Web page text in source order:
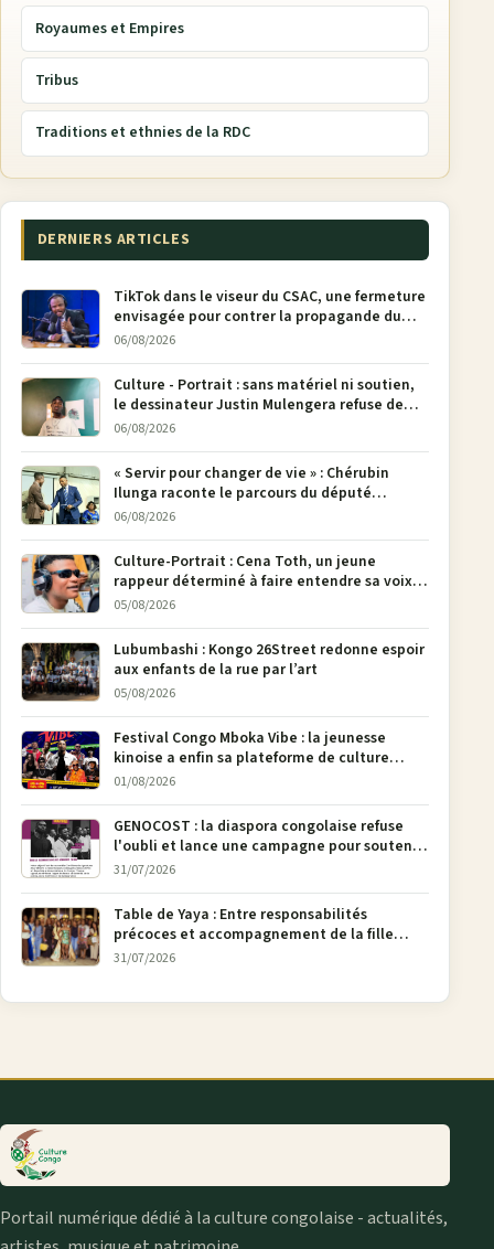
Royaumes et Empires
Tribus
Traditions et ethnies de la RDC
DERNIERS ARTICLES
TikTok dans le viseur du CSAC, une fermeture
envisagée pour contrer la propagande du
M23
06/08/2026
Culture - Portrait : sans matériel ni soutien,
le dessinateur Justin Mulengera refuse de
poser son crayon
06/08/2026
« Servir pour changer de vie » : Chérubin
Ilunga raconte le parcours du député
national Jethro Muyombi Tshimbu en 137
06/08/2026
Culture-Portrait : Cena Toth, un jeune
rappeur déterminé à faire entendre sa voix à
Bunia
05/08/2026
Lubumbashi : Kongo 26Street redonne espoir
aux enfants de la rue par l’art
05/08/2026
Festival Congo Mboka Vibe : la jeunesse
kinoise a enfin sa plateforme de culture
urbaine
01/08/2026
GENOCOST : la diaspora congolaise refuse
l'oubli et lance une campagne pour soutenir
la pétition FONAREV depuis Bruxelles
31/07/2026
Table de Yaya : Entre responsabilités
précoces et accompagnement de la fille
aînée, la diaspora en débat
31/07/2026
Portail numérique dédié à la culture congolaise - actualités,